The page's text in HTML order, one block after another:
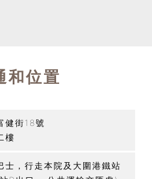
和位置
健街18號
樓
士，行走本院及大圍港鐵站